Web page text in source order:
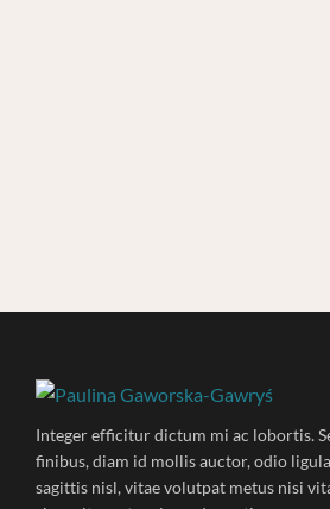
Integer efficitur dictum mi ac lobortis.
finibus, diam id mollis auctor, odio ligula
sagittis nisl, vitae volutpat metus nisi